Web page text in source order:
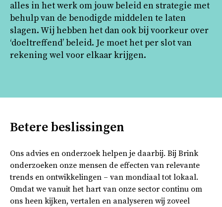
alles in het werk om jouw beleid en strategie met
behulp van de benodigde middelen te laten
slagen. Wij hebben het dan ook bij voorkeur over
‘doeltreffend’ beleid. Je moet het per slot van
rekening wel voor elkaar krijgen.
Betere beslissingen
Ons advies en onderzoek helpen je daarbij. Bij Brink
onderzoeken onze mensen de effecten van relevante
trends en ontwikkelingen – van mondiaal tot lokaal.
Omdat we vanuit het hart van onze sector continu om
ons heen kijken, vertalen en analyseren wij zoveel